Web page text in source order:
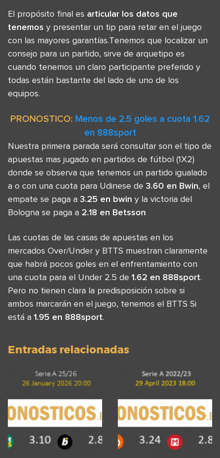
El propósito final es articular los datos que
tenemos y presentar un tip para retar en el juego
con las mayores garantías.Tenemos que localizar un
consejo para un partido, sirve de arquetipo es
cuando tenemos un claro participante preferido y
todas están bastante del lado de uno de los
equipos.
PRONOSTICO: Menos de 2.5 goles a cuota 1.62
en 888sport
Nuestra primera parada será consultar son el tipo de
apuestas mas jugado en partidos de fútbol (1X2)
donde se observa que tenemos un partido igualado
a o con una cuota para Udinese de 3.60 en Bwin, el
empate se paga a 3.25 en bwin y la victoria del
Bologna se paga a 2.18 en Betsson
Las cuotas de las casas de apuestas en los
mercados Over/Under y BTTS muestran claramente
que habrá pocos goles en el enfrentamiento con
una cuota para el Under 2.5 de 1.62 en 888sport.
Pero no tienen clara la predisposición sobre si
ambos marcarán en el juego, tenemos el BTTS Si
está a 1.95 en 888sport.
Entradas relacionadas